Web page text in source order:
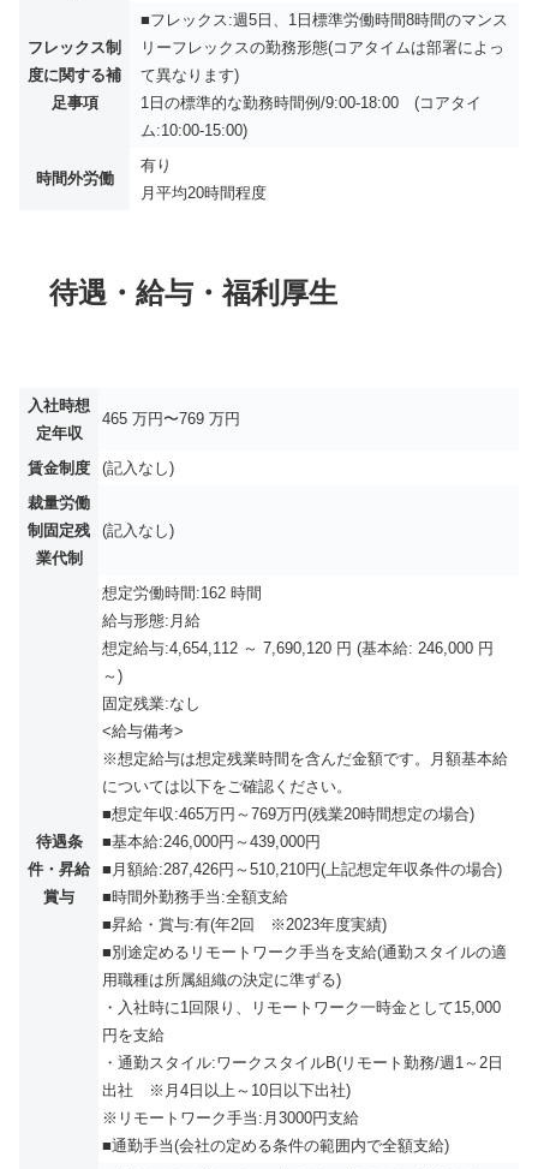
フレックス制
度に関する補
足事項
■フレックス:週5日、1日標準労働時間8時間のマンス
リーフレックスの勤務形態(コアタイムは部署によっ
て異なります)
1日の標準的な勤務時間例/9:00‐18:00 (コアタイ
ム:10:00-15:00)
時間外労働
有り
月平均20時間程度
待遇・給与・福利厚生
入社時想
定年収
465 万円〜769 万円
賃金制度
(記入なし)
裁量労働
制固定残
業代制
(記入なし)
待遇条
件・昇給
賞与
想定労働時間:162 時間
給与形態:月給
想定給与:4,654,112 ～ 7,690,120 円 (基本給: 246,000 円
～)
固定残業:なし
<給与備考>
※想定給与は想定残業時間を含んだ金額です。月額基本給
については以下をご確認ください。
■想定年収:465万円～769万円(残業20時間想定の場合)
■基本給:246,000円～439,000円
■月額給:287,426円～510,210円(上記想定年収条件の場合)
■時間外勤務手当:全額支給
■昇給・賞与:有(年2回 ※2023年度実績)
■別途定めるリモートワーク手当を支給(通勤スタイルの適
用職種は所属組織の決定に準ずる)
・入社時に1回限り、リモートワーク一時金として15,000
円を支給
・通勤スタイル:ワークスタイルB(リモート勤務/週1～2日
出社 ※月4日以上～10日以下出社)
※リモートワーク手当:月3000円支給
■通勤手当(会社の定める条件の範囲内で全額支給)